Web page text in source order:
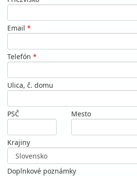
Email *
Telefón *
Ulica, č. domu
PSČ Mesto
Krajiny
Doplnkové poznámky